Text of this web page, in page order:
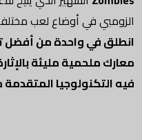
الزومبي في أوضاع لعب
انطلق في واحدة من أفضل
معارك ملحمية مليئة
فيه التكنولوجيا المتقدمة